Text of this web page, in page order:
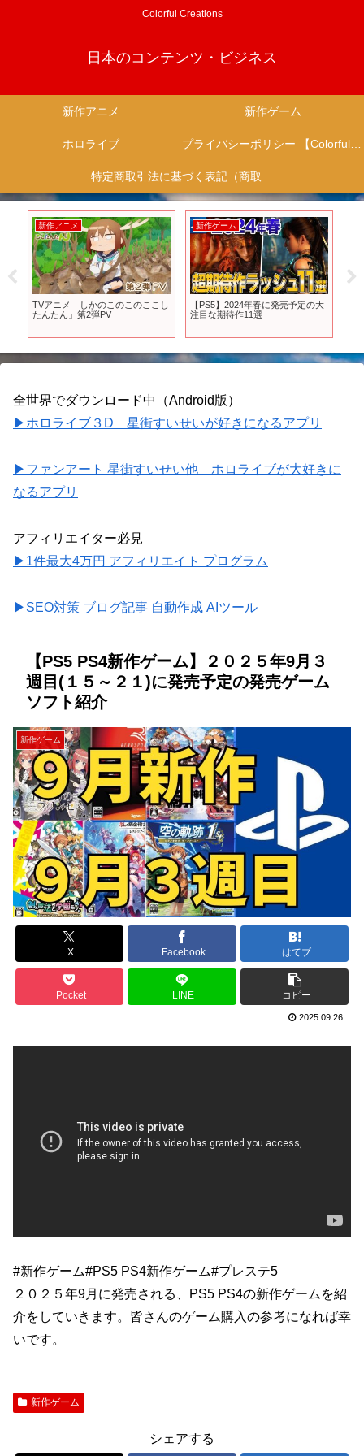
Colorful Creations
日本のコンテンツ・ビジネス
新作アニメ 新作ゲーム
ホロライブ プライバシーポリシー 【Colorful Creation】
特定商取引法に基づく表記（商取引に関する開示）
新作アニメ
TVアニメ「しかのこのこのここし
たんたん」第2弾PV
新作ゲーム
【PS5】2024年春に発売予定の大
注目な期待作11選
全世界でダウンロード中（Android版）
▶ホロライブ３D 星街すいせいが好きになるアプリ
▶ファンアート 星街すいせい他 ホロライブが大好きに
なるアプリ
アフィリエイター必見
▶1件最大4万円 アフィリエイト プログラム
▶SEO対策 ブログ記事 自動作成 AIツール
【PS5 PS4新作ゲーム】２０２５年9月３
週目(１５～２１)に発売予定の発売ゲーム
ソフト紹介
新作ゲーム
X Facebook はてブ
Pocket LINE コピー
2025.09.26
#新作ゲーム#PS5 PS4新作ゲーム#プレステ5
２０２５年9月に発売される、PS5 PS4の新作ゲームを紹
介をしていきます。皆さんのゲーム購入の参考になれば幸
いです。
新作ゲーム
シェアする